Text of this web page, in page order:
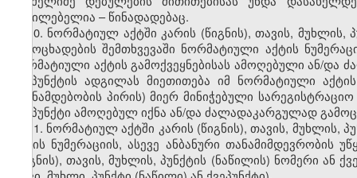
აუცილებელია – წინადადებაც.
10. ნორმატიულ აქტში კარის (წიგნის), თავის,
გამოცხადების შემთხვევაში ნორმატიული აქტის
ნორმატიული აქტის გამოქვეყნებისას ამოღებული ან/და
ქვეპუნქტის ადგილას მიეთითება იმ ნორმატიული
(თანამდებობის პირის) მიერ მინიჭებული
ქვეპუნქტი ამოღებულ იქნა ან/და ძალადაკარგულად
11. ნორმატიულ აქტში კარის (წიგნის), თავის, მუხლის,
აქტის ნუმერაციის, ასევე ანბანური თანამიმდევრობის
(წიგნის), თავის, მუხლის, პუნქტის (ნაწილის) ნომერი ან